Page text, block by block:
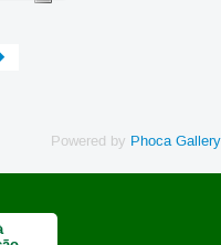
Powered by Phoca Gallery